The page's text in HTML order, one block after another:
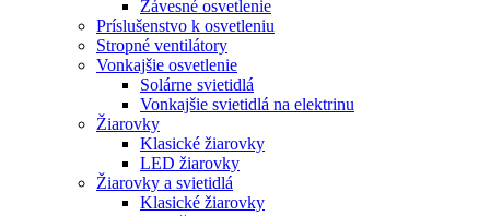
Závesné osvetlenie
Príslušenstvo k osvetleniu
Stropné ventilátory
Vonkajšie osvetlenie
Solárne svietidlá
Vonkajšie svietidlá na elektrinu
Žiarovky
Klasické žiarovky
LED žiarovky
Žiarovky a svietidlá
Klasické žiarovky